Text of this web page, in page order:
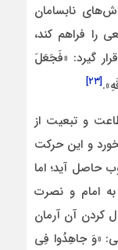
نابسامان
را فراهم کند،
گیرد: «فَجَعَلَ
[۲۳]
و تبعیت از
و این حرکت
حاصل آید؛ اما
امام و نصرت
کردن آن آرمان
«وَ جاهِدُوا فِی